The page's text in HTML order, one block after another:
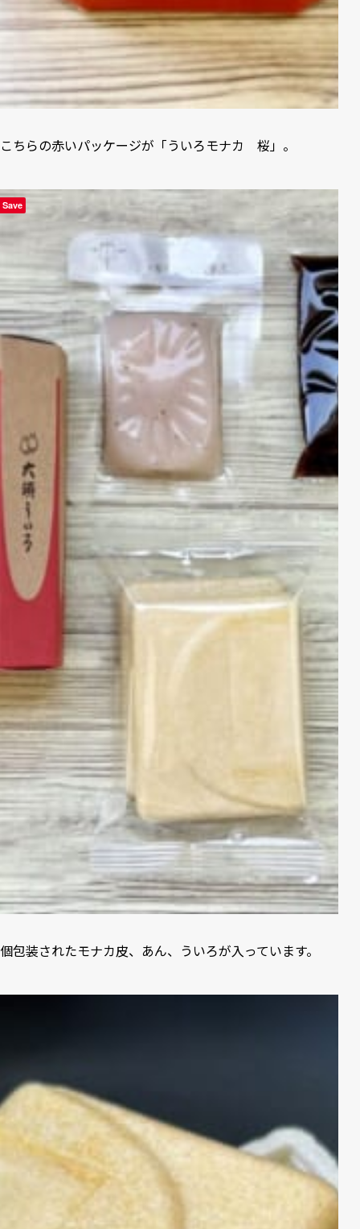
こちらの赤いパッケージが「ういろモナカ 桜」。
個包装されたモナカ皮、あん、ういろが入っています。
Save